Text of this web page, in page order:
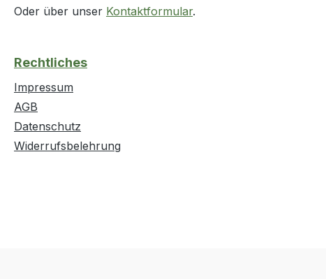
Oder über unser Kontaktformular.
Rechtliches
Impressum
AGB
Datenschutz
Widerrufsbelehrung